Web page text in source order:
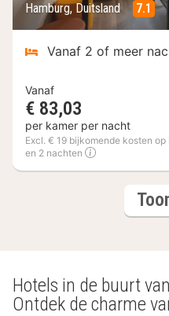
Hamburg, Duitsland 7.1
Vanaf 2 of meer
Vanaf
€ 83,03
per kamer per nacht
Excl. € 19 bijkomende kosten
en 2 nachten
Hotels in de buurt
Ontdek de charme